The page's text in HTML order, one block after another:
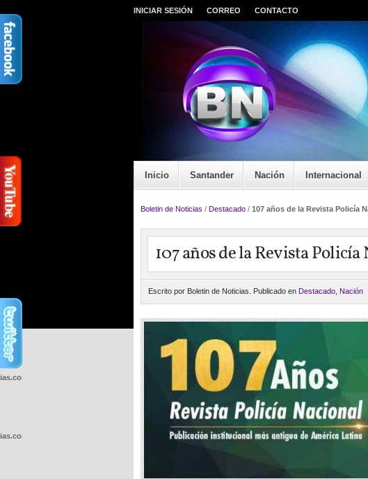
INICIAR SESIÓN CORREO CONTACTO
Inicio Santander Nación Internacional
Boletin de Noticias / Destacado / 107 años de la Revista Policía
107 años de la Revista
Escrito por Boletin de Noticias. Publicado en Destacado Nación
wp-
wp-